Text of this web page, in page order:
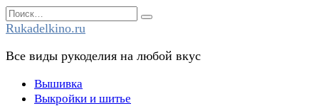
Перейти
к
Search
for:
Rukadelkino.ru
Все виды рукоделия на любой вкус
Вышивка
Выкройки и шитье